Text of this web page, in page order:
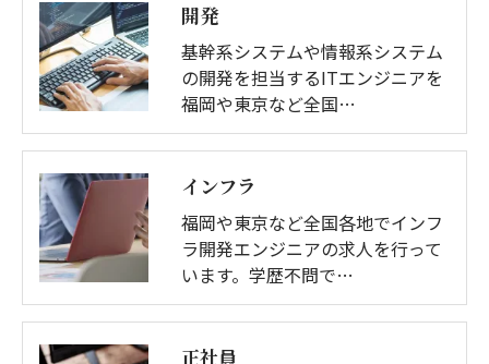
開発
基幹系システムや情報系システム
の開発を担当するITエンジニアを
福岡や東京など全国…
インフラ
福岡や東京など全国各地でインフ
ラ開発エンジニアの求人を行って
います。学歴不問で…
正社員